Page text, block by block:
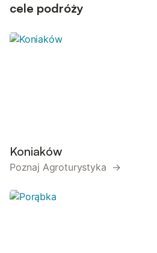
cele podróży
Koniaków
Poznaj Agroturystyka →